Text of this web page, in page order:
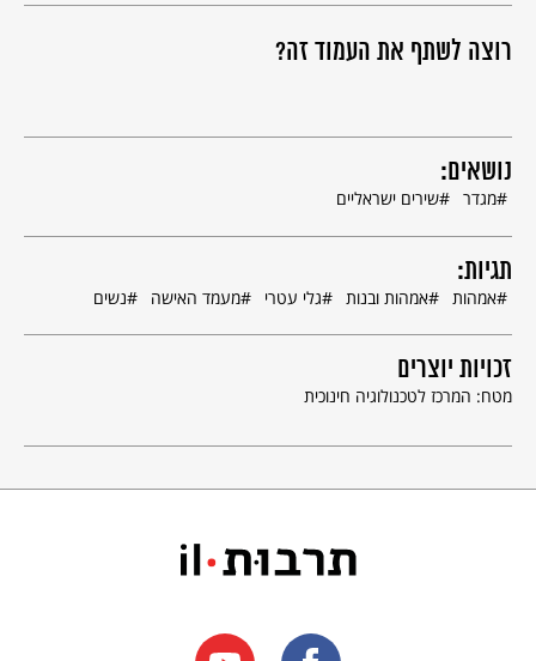
רוצה לשתף את העמוד זה?
נושאים:
מגדר שירים ישראליים
תגיות:
אמהות אמהות ובנות גלי עטרי מעמד האישה נשים
זכויות יוצרים
מטח: המרכז לטכנולוגיה חינוכית